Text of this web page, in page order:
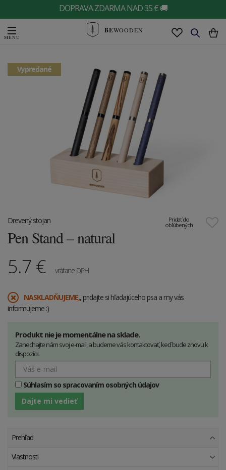
DOPRAVA ZDARMA NAD 35 € 🚚
BEWOODEN
Vypredané
Pridať do
obľúbených
Drevený stojan
Pen Stand – natural
5.7 € vrátane DPH
​NASKLADŇUJEME,, pridajte si hľadajúceho psa a my vás
informujeme :)
Produkt nie je momentálne na sklade.
Zanechajte nám svoj e-mail, a budeme vás kontaktovať, keď bude znovu k
dispozícii.
Súhlasím so spracovaním osobných údajov
Dajte mi vedieť
Prehľad
Vlastnosti